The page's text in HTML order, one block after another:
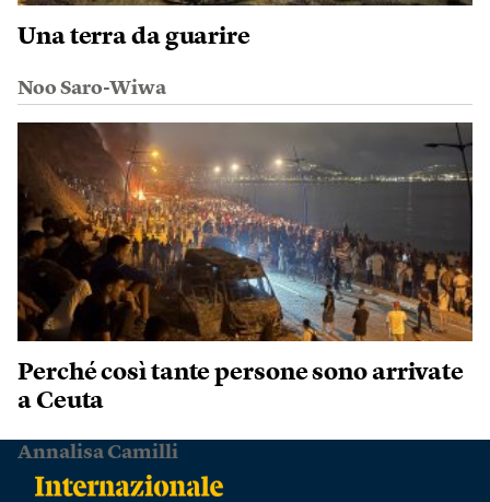
Una terra da guarire
Noo Saro-Wiwa
Perché così tante persone sono arrivate
a Ceuta
Annalisa Camilli